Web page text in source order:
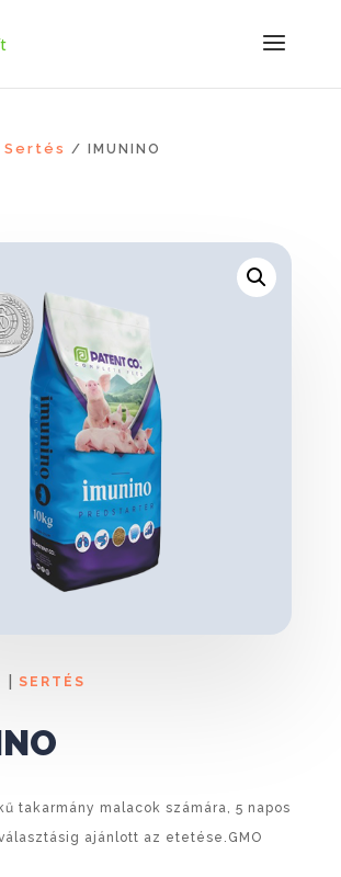
Sertés / IMUNINO
| SERTÉS
takarmány malacok számára, 5 napos
ajánlott az etetése.GMO